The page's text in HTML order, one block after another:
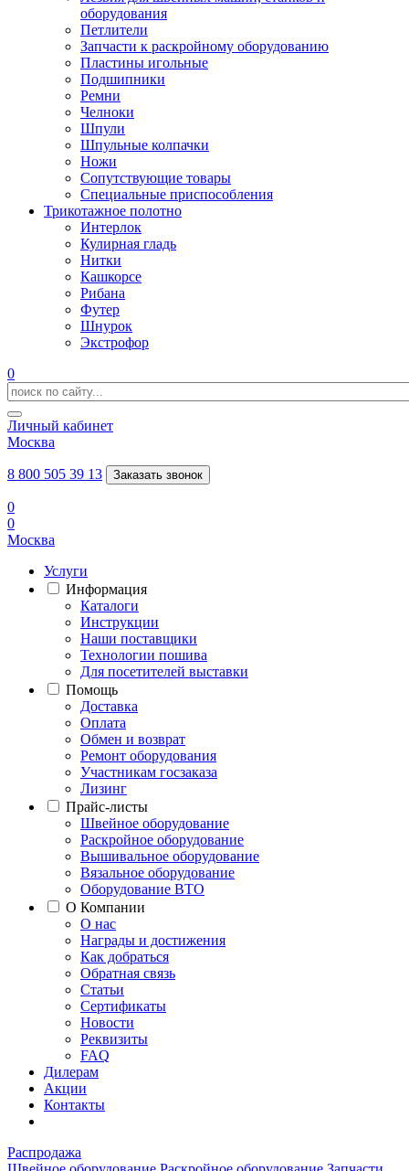
оборудования
Петлители
Запчасти к раскройному оборудованию
Пластины игольные
Подшипники
Ремни
Челноки
Шпули
Шпульные колпачки
Ножи
Сопутствующие товары
Специальные приспособления
Трикотажное полотно
Интерлок
Кулирная гладь
Нитки
Кашкорсе
Рибана
Футер
Шнурок
Экстрофор
0
Личный кабинет
Москва
8 800 505 39 13 Заказать звонок
0
0
Москва
Услуги
Информация
Каталоги
Инструкции
Наши поставщики
Технологии пошива
Для посетителей выставки
Помощь
Доставка
Оплата
Обмен и возврат
Ремонт оборудования
Участникам госзаказа
Лизинг
Прайс-листы
Швейное оборудование
Раскройное оборудование
Вышивальное оборудование
Вязальное оборудование
Оборудование ВТО
О Компании
О нас
Награды и достижения
Как добраться
Обратная связь
Статьи
Сертификаты
Новости
Реквизиты
FAQ
Дилерам
Акции
Контакты
Распродажа